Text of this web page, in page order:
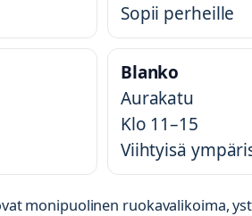
Sopii perheille
Blanko
Aurakatu
Klo 11–15
Viihtyisä
monipuolinen ruokavalikoima,